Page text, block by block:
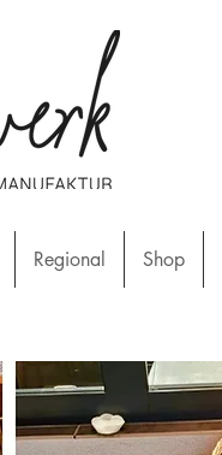
Regional Shop